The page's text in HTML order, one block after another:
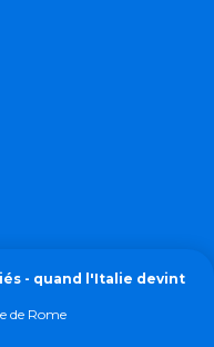
- quand l'Italie devint
de Rome